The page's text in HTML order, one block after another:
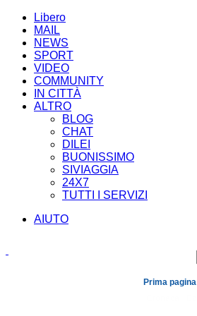
Libero
MAIL
NEWS
SPORT
VIDEO
COMMUNITY
IN CITTÀ
ALTRO
BLOG
CHAT
DILEI
BUONISSIMO
SIVIAGGIA
24X7
TUTTI I SERVIZI
AIUTO
Prima pagina